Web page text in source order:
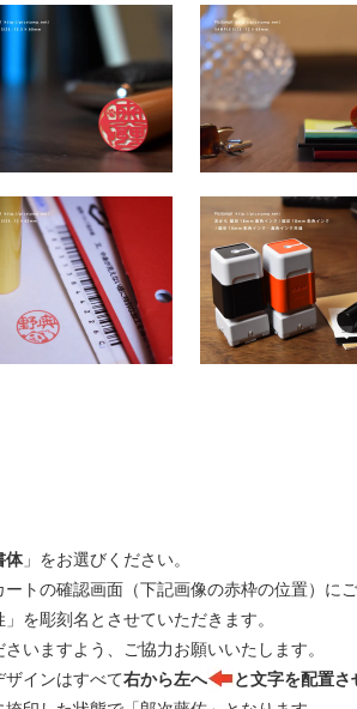
体」をお選びください。
ートの確認画面（下記画像の赤枠の位置）に
を彫刻名とさせていただきます。
いますよう、ご協力お願いいたします。
インはすべて右から左へ
と文字を配置さ